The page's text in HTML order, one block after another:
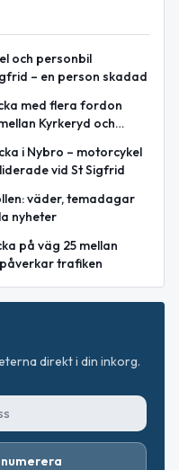
och personbil
– en person skadad
med flera fordon
Kyrkeryd och
i Nybro – motorcykel
vid St Sigfrid
väder, temadagar
nyheter
på väg 25 mellan
trafiken
direkt i din inkorg.